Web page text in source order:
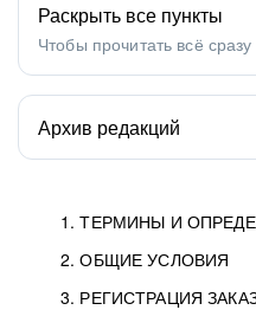
1. ТЕРМИНЫ И
2. ОБЩИЕ УСЛОВИЯ
3. РЕГИСТРАЦИЯ
Раскрыть все пункты
Чтобы прочитать всё сразу
Архив редакций